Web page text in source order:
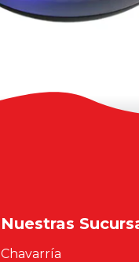
Nuestras
Chavarría